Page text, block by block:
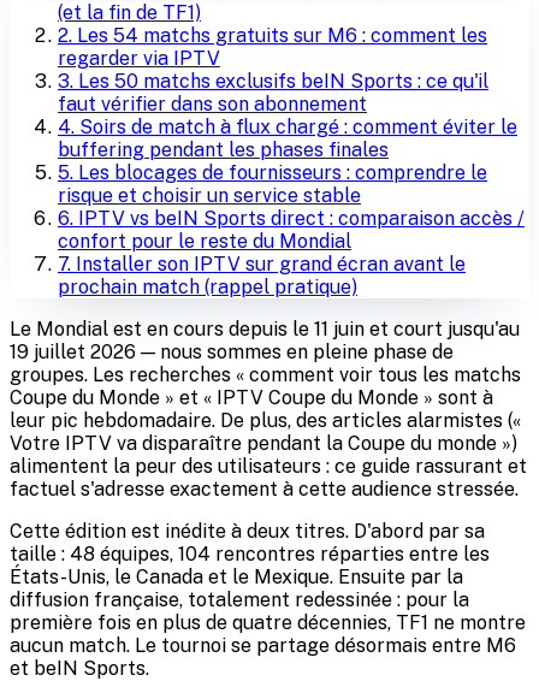
(et la fin de TF1)
2. Les 54 matchs gratuits sur M6 : comment les
regarder via IPTV
3. Les 50 matchs exclusifs beIN Sports : ce qu'il
faut vérifier dans son abonnement
4. Soirs de match à flux chargé : comment éviter le
buffering pendant les phases finales
5. Les blocages de fournisseurs : comprendre le
risque et choisir un service stable
6. IPTV vs beIN Sports direct : comparaison accès /
confort pour le reste du Mondial
7. Installer son IPTV sur grand écran avant le
prochain match (rappel pratique)
Le Mondial est en cours depuis le 11 juin et court jusqu'au
19 juillet 2026 — nous sommes en pleine phase de
groupes. Les recherches « comment voir tous les matchs
Coupe du Monde » et « IPTV Coupe du Monde » sont à
leur pic hebdomadaire. De plus, des articles alarmistes («
Votre IPTV va disparaître pendant la Coupe du monde »)
alimentent la peur des utilisateurs : ce guide rassurant et
factuel s'adresse exactement à cette audience stressée.
Cette édition est inédite à deux titres. D'abord par sa
taille : 48 équipes, 104 rencontres réparties entre les
États-Unis, le Canada et le Mexique. Ensuite par la
diffusion française, totalement redessinée : pour la
première fois en plus de quatre décennies, TF1 ne montre
aucun match. Le tournoi se partage désormais entre M6
et beIN Sports.